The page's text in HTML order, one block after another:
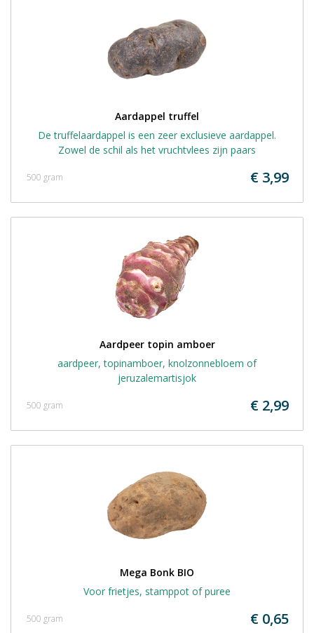
Aardappel truffel
De truffelaardappel is een zeer exclusieve aardappel.
Zowel de schil als het vruchtvlees zijn paars
€ 3,99
500 gram
Aardpeer topin amboer
aardpeer, topinamboer, knolzonnebloem of
jeruzalemartisjok
€ 2,99
500 gram
Mega Bonk BIO
Voor frietjes, stamppot of puree
€ 0,65
500 gram